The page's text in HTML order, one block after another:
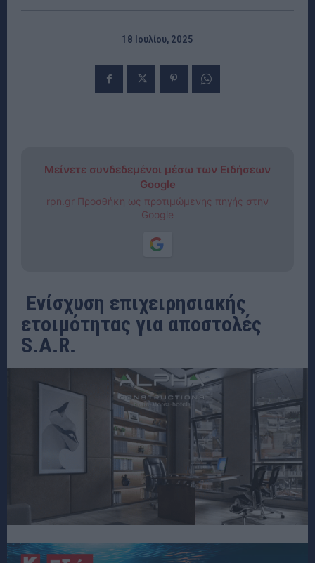
18 Ιουλίου, 2025
Μείνετε συνδεδεμένοι μέσω των Ειδήσεων
Google
rpn.gr Προσθήκη ως προτιμώμενης πηγής στην
Google
Ενίσχυση επιχειρησιακής
ετοιμότητας για αποστολές
S.A.R.